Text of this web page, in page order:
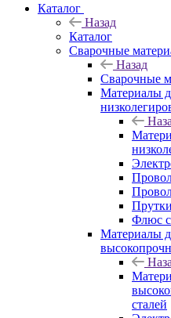
Каталог
Назад
Каталог
Сварочные
Назад
Сварочные
Материалы
Флюс
Материалы
сталей